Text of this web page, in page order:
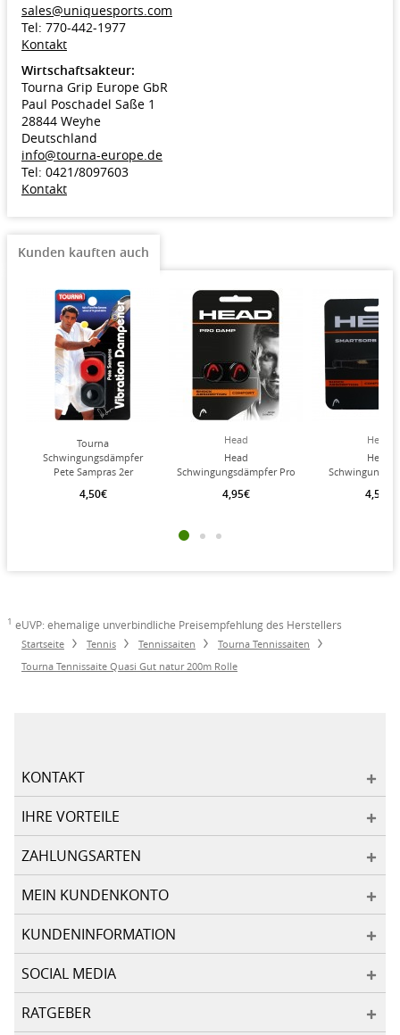
sales@uniquesports.com
Tel: 770-442-1977
Kontakt
Wirtschaftsakteur:
Tourna Grip Europe GbR
Paul Poschadel Saße 1
28844 Weyhe
Deutschland
info@tourna-europe.de
Tel: 0421/8097603
Kontakt
Kunden kauften auch
Tourna
Schwingungsdämpfer
Pete Sampras 2er
4,50€
Head
Head
Schwingungsdämpfer Pro
4,95€
Head
Head
Stück
4,50€
1 eUVP: ehemalige unverbindliche Preisempfehlung des Herstellers
Startseite Tennis Tennissaiten
Tourna Tennissaiten
Tourna Tennissaite Quasi Gut natur 200m Rolle
KONTAKT
IHRE VORTEILE
ZAHLUNGSARTEN
MEIN KUNDENKONTO
KUNDENINFORMATION
SOCIAL MEDIA
RATGEBER